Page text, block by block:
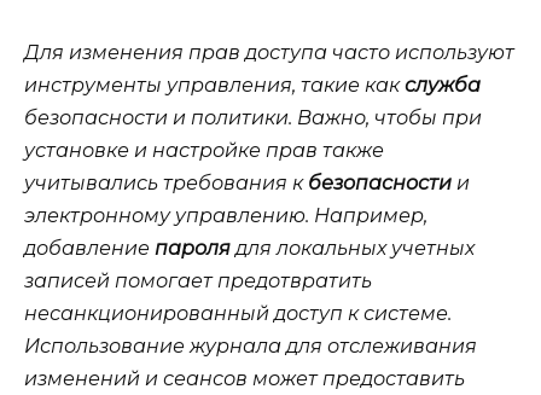
Для изменения прав доступа часто используют
инструменты управления, такие какслужба
безопасности и политики. Важно, чтобы при
установке и настройке прав также
учитывались требования к безопасности и
электронномууправлению. Например,
добавление паролядля локальных учетных
записей помогает предотвратить
несанкционированный доступ к системе.
Использованиежурналадля отслеживания
изменений и сеансов может предоставить